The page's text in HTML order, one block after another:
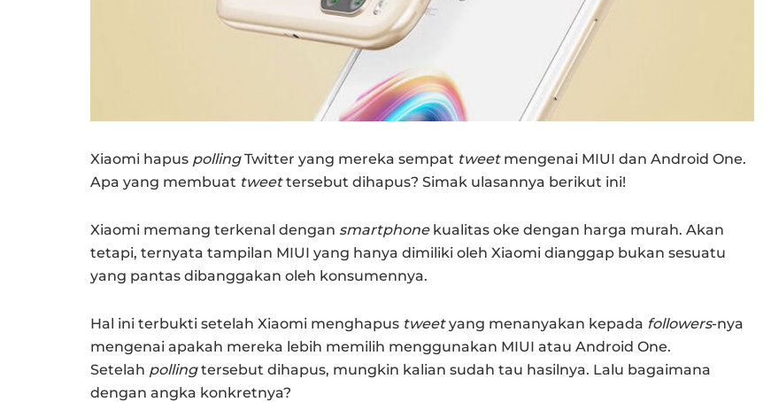
Xiaomi hapus pollingTwitter yang mereka sempat tweetmengenai MIUI dan Android One.
Apa yang membuat tweettersebut dihapus? Simak ulasannya berikut ini!
Xiaomi memang terkenal dengan smartphone kualitas oke dengan harga murah. Akan
tetapi, ternyata tampilan MIUI yang hanya dimiliki oleh Xiaomi dianggap bukan sesuatu
yang pantas dibanggakan oleh konsumennya.
Hal ini terbukti setelah Xiaomi menghapus tweetyang menanyakan kepada followers-nya
mengenai apakah mereka lebih memilih menggunakan MIUI atau Android One.
Setelah pollingtersebut dihapus, mungkin kalian sudah tau hasilnya. Lalu bagaimana
dengan angka konkretnya?